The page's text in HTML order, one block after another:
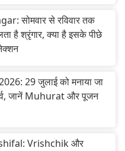
सोमवार से रविवार तक
है श्रृंगार, क्या है इसके पीछे
29 जुलाई को मनाया जा
जानें Muhurat और पूजन
Vrishchik और